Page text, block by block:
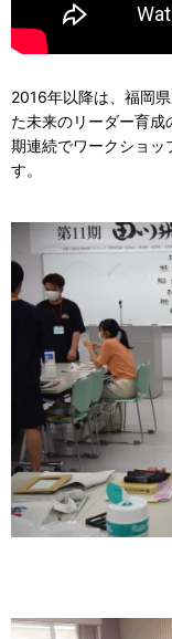
2016年以降は、福岡
た未来のリーダー育成
期連続でワークショッ
す。